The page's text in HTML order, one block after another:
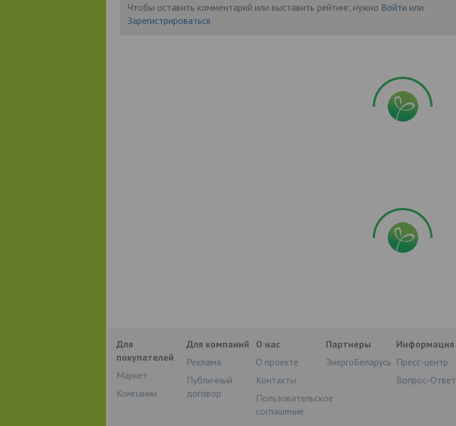
Чтобы оставить комментарий или выставить рейтинг, нужно Войти или
Зарегистрироваться
Для
покупателей
Маркет
Компании
Для компаний
Реклама
Публичный
договор
О нас
О проекте
Контакты
Пользовательское
соглашение
Партнеры
ЭнергоБеларусь
Информация
Пресс-центр
Вопрос-Ответ